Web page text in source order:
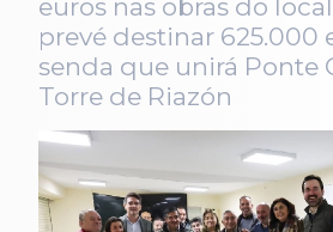
euros nas obras do
prevé destinar 625.000
senda que unirá Ponte
Torre de Riazón